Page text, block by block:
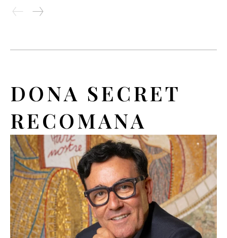
DONA SECRET
RECOMANA